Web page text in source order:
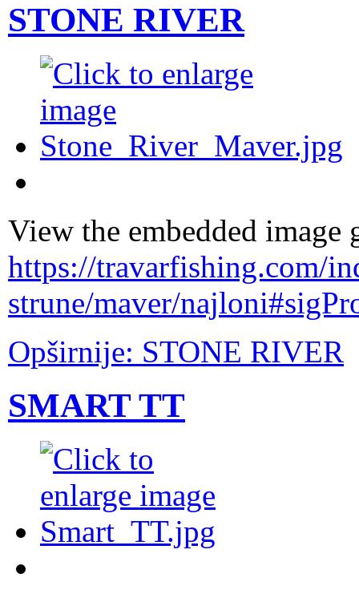
STONE RIVER
View the embedded image
https://travarfishing.com/
strune/maver/
Opširnije: STONE RIVER
SMART TT